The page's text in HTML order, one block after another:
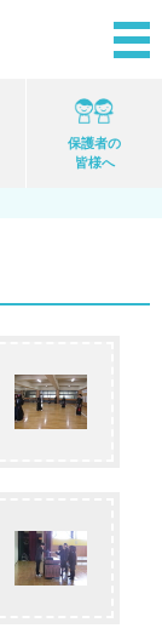
保護者の
皆様へ